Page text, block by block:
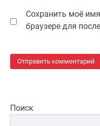
Сохранить моё
браузере для
Поиск